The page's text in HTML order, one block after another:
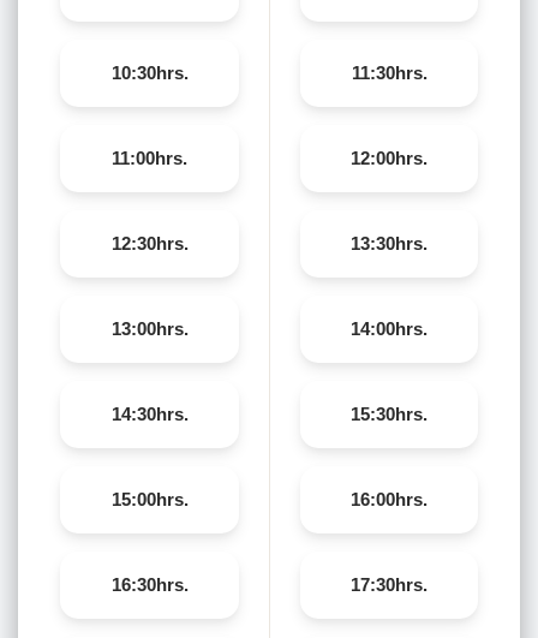
10:30hrs.
11:00hrs.
12:30hrs.
13:00hrs.
14:30hrs.
15:00hrs.
16:30hrs.
11:30hrs.
12:00hrs.
13:30hrs.
14:00hrs.
15:30hrs.
16:00hrs.
17:30hrs.